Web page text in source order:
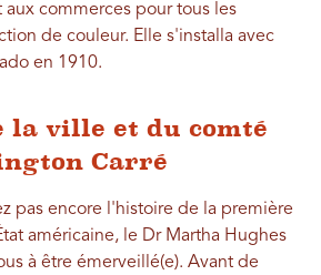
commerces pour tous les
de couleur. Elle s'installa avec
en 1910.
la ville et du comté
Carré
pas encore l'histoire de la première
américaine, le Dr Martha Hughes
à être émerveillé(e). Avant de